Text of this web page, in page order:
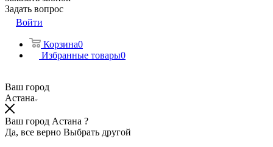
Задать вопрос
Войти
Корзина0
Избранные товары0
Ваш город
Астана
Ваш город Астана ?
Да, все верно Выбрать другой